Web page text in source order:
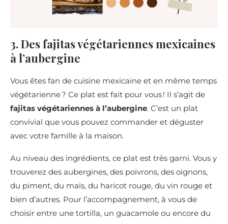
3. Des fajitas végétariennes mexicaines
à l’aubergine
Vous êtes fan de cuisine mexicaine et en même temps
végétarienne ? Ce plat est fait pour vous ! Il s’agit de
fajitas végétariennes à l’aubergine. C’est un plat
convivial que vous pouvez commander et déguster
avec votre famille à la maison.
Au niveau des ingrédients, ce plat est très garni. Vous y
trouverez des aubergines, des poivrons, des oignons,
du piment, du maïs, du haricot rouge, du vin rouge et
bien d’autres. Pour l’accompagnement, à vous de
choisir entre une tortilla, un guacamole ou encore du